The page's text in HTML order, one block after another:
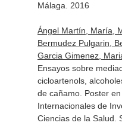
Málaga. 2016
Ángel Martín, María,
Bermudez Pulgarin,
Garcia Gimenez,
Ensayos sobre
cicloartenols,
de cañamo. Poster
Internacionales de
Ciencias de la Salud.